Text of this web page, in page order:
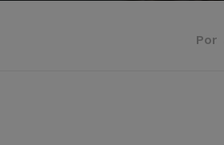
Por